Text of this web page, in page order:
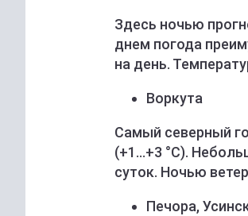
Здесь ночью
днем погода
на день.
Воркута
Самый северный
(+1…+3 °C).
суток. Ночью
Печора,